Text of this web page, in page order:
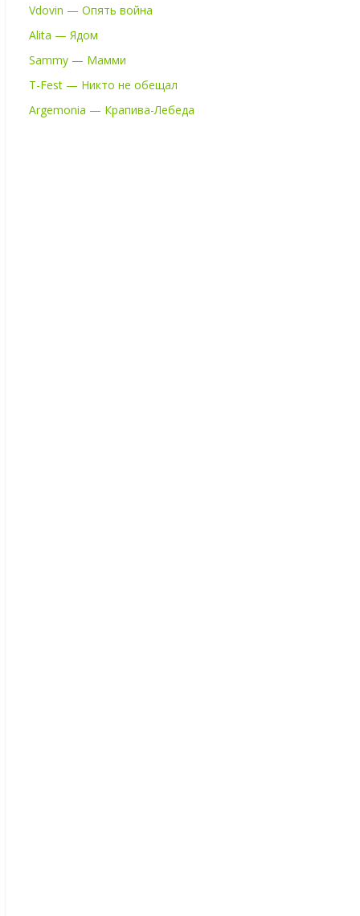
Vdovin — Опять война
Alita — Ядом
Sammy — Мамми
T-Fest — Никто не обещал
Argemonia — Крапива-Лебеда